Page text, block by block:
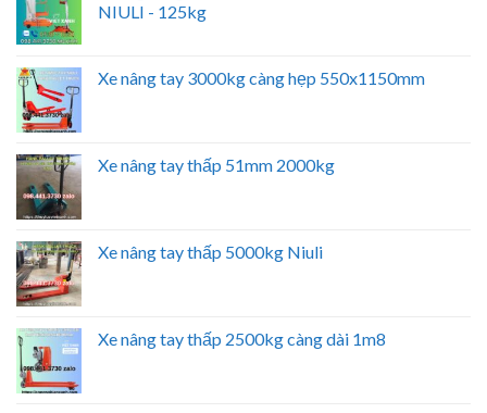
NIULI - 125kg
Xe nâng tay 3000kg càng hẹp 550x1150mm
Xe nâng tay thấp 51mm 2000kg
Xe nâng tay thấp 5000kg Niuli
Xe nâng tay thấp 2500kg càng dài 1m8